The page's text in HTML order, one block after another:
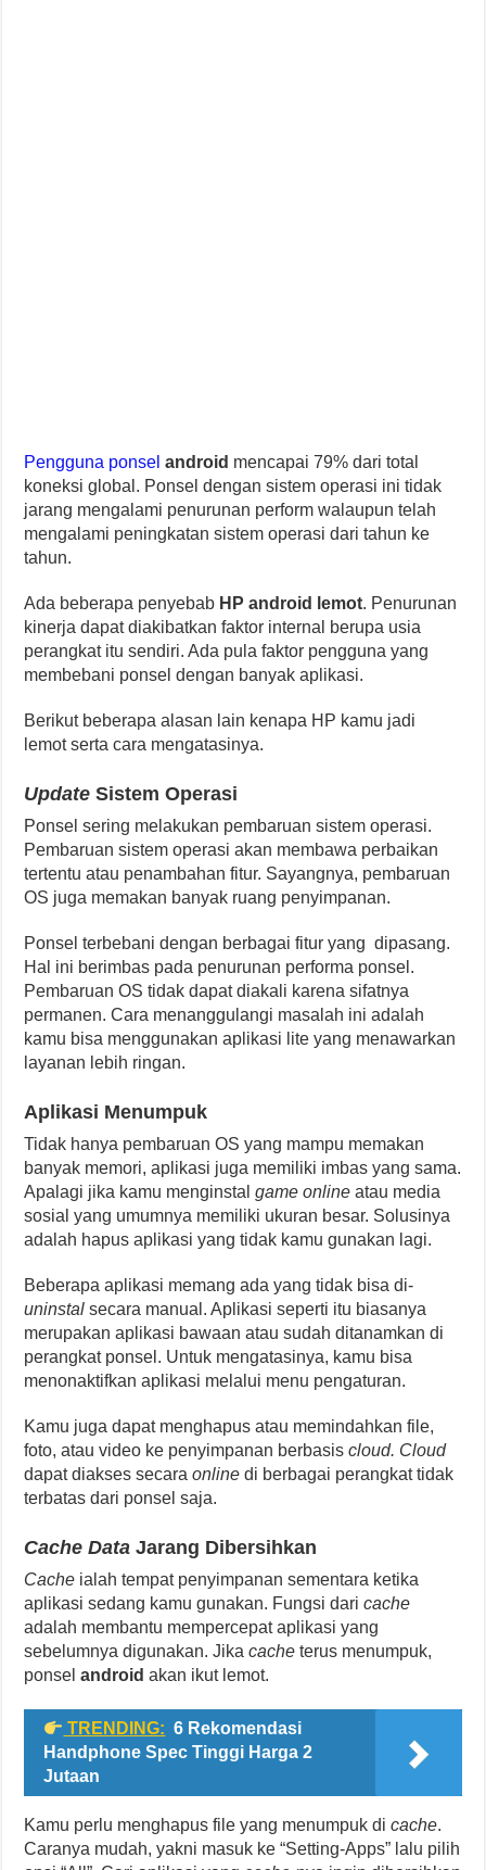
Pengguna ponsel android mencapai 79% dari total
koneksi global. Ponsel dengan sistem operasi ini tidak
jarang mengalami penurunan perform walaupun telah
mengalami peningkatan sistem operasi dari tahun ke
tahun.
Ada beberapa penyebab HP android lemot. Penurunan
kinerja dapat diakibatkan faktor internal berupa usia
perangkat itu sendiri. Ada pula faktor pengguna yang
membebani ponsel dengan banyak aplikasi.
Berikut beberapa alasan lain kenapa HP kamu jadi
lemot serta cara mengatasinya.
Update Sistem Operasi
Ponsel sering melakukan pembaruan sistem operasi.
Pembaruan sistem operasi akan membawa perbaikan
tertentu atau penambahan fitur. Sayangnya, pembaruan
OS juga memakan banyak ruang penyimpanan.
Ponsel terbebani dengan berbagai fitur yang dipasang.
Hal ini berimbas pada penurunan performa ponsel.
Pembaruan OS tidak dapat diakali karena sifatnya
permanen. Cara menanggulangi masalah ini adalah
kamu bisa menggunakan aplikasi lite yang menawarkan
layanan lebih ringan.
Aplikasi Menumpuk
Tidak hanya pembaruan OS yang mampu memakan
banyak memori, aplikasi juga memiliki imbas yang sama.
Apalagi jika kamu menginstalgame online atau media
sosial yang umumnya memiliki ukuran besar. Solusinya
adalah hapus aplikasi yang tidak kamu gunakan lagi.
Beberapa aplikasi memang ada yang tidak bisa di-
uninstal secara manual. Aplikasi seperti itu biasanya
merupakan aplikasi bawaan atau sudah ditanamkan di
perangkat ponsel. Untuk mengatasinya, kamu bisa
menonaktifkan aplikasi melalui menu pengaturan.
Kamu juga dapat menghapus atau memindahkan file,
foto, atau video ke penyimpanan berbasiscloud. Cloud
dapat diakses secaraonlinedi berbagai perangkat tidak
terbatas dari ponsel saja.
Cache DataJarang Dibersihkan
Cache ialah tempat penyimpanan sementara ketika
aplikasi sedang kamu gunakan. Fungsi daricache
adalah membantu mempercepat aplikasi yang
sebelumnya digunakan. Jikacacheterus menumpuk,
ponselandroidakan ikut lemot.
TRENDING: 6 Rekomendasi
Handphone Spec Tinggi Harga 2
Jutaan
Kamu perlu menghapus file yang menumpuk dicache.
Caranya mudah, yakni masuk ke “Setting-Apps” lalu pilih